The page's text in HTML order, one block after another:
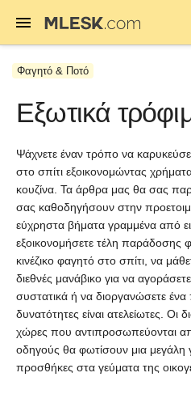
Φαγητό & Ποτό
Εξωτικά
Ψάχνετε έναν τρόπο να
στο σπίτι εξοικονομώντας
κουζίνα. Τα άρθρα μας θα σας
σας καθοδηγήσουν στην
εύχρηστα βήματα γραμμένα από
εξοικονομήσετε τέλη παράδοσης
κινέζικο φαγητό στο σπίτι, να
διεθνές μανάβικο για να
συστατικά ή να διοργανώσετε ένα
δυνατότητες είναι ατελείωτες. Οι
χώρες που αντιπροσωπεύονται
οδηγούς θα φωτίσουν μια μεγάλη
προσθήκες στα γεύματα της